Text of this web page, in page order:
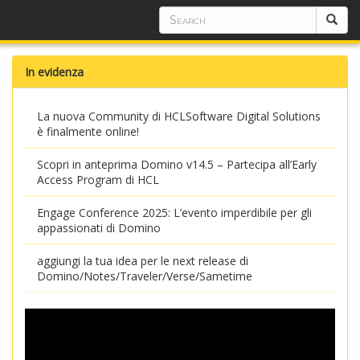
In evidenza
La nuova Community di HCLSoftware Digital Solutions
è finalmente online!
Scopri in anteprima Domino v14.5 – Partecipa all’Early
Access Program di HCL
Engage Conference 2025: L’evento imperdibile per gli
appassionati di Domino
aggiungi la tua idea per le next release di
Domino/Notes/Traveler/Verse/Sametime